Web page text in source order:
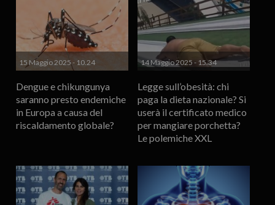
15 Maggio 2025 - 10.24
Dengue e chikungunya
saranno presto endemiche
in Europa a causa del
riscaldamento globale?
14 Maggio 2025 - 15.34
Legge sull’obesità: chi
paga la dieta nazionale? Si
userà il certificato medico
per mangiare porchetta?
Le polemiche XXL